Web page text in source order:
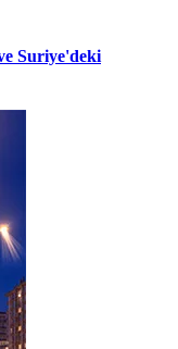
Suriye'deki